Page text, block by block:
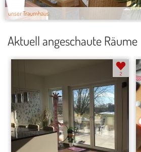
unser Traumhaus
Aktuell angeschaute Räume
2